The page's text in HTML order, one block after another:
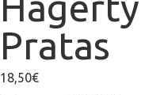
Pratas
18,50€